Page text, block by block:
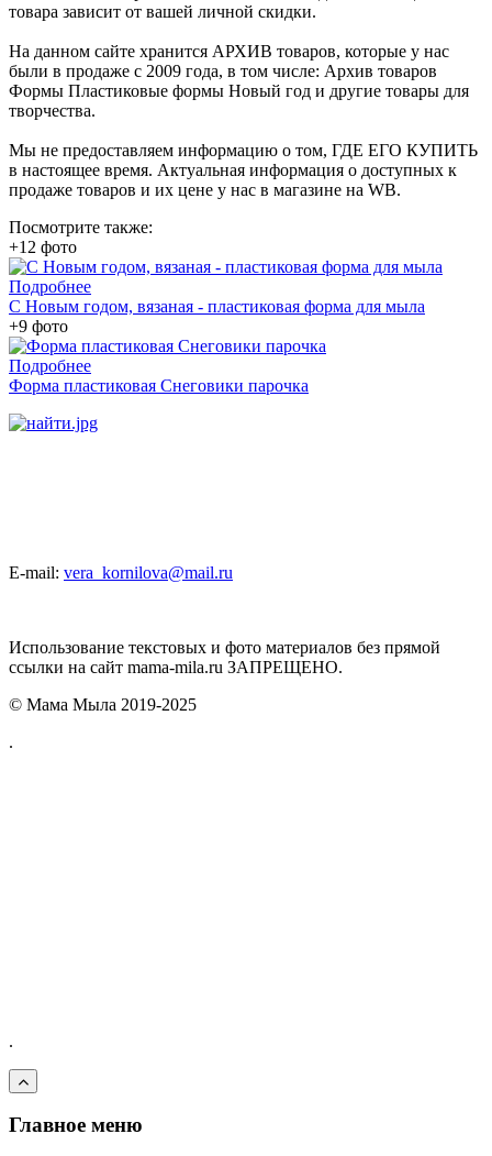
товара зависит от вашей личной скидки.
На данном сайте хранится АРХИВ товаров, которые у нас
были в продаже с 2009 года, в том числе: Архив товаров
Формы Пластиковые формы Новый год и другие товары для
творчества.
Мы не предоставляем информацию о том, ГДЕ ЕГО КУПИТЬ
в настоящее время. Актуальная информация о доступных к
продаже товаров и их цене у нас в магазине на WB.
Посмотрите также:
+12 фото
Подробнее
С Новым годом, вязаная - пластиковая форма для мыла
+9 фото
Подробнее
Форма пластиковая Снеговики парочка
E-mail: vera_kornilova@mail.ru
Использование текстовых и фото материалов без прямой
ссылки на сайт mama-mila.ru ЗАПРЕЩЕНО.
© Мама Мыла 2019-2025
.
.
Главное меню